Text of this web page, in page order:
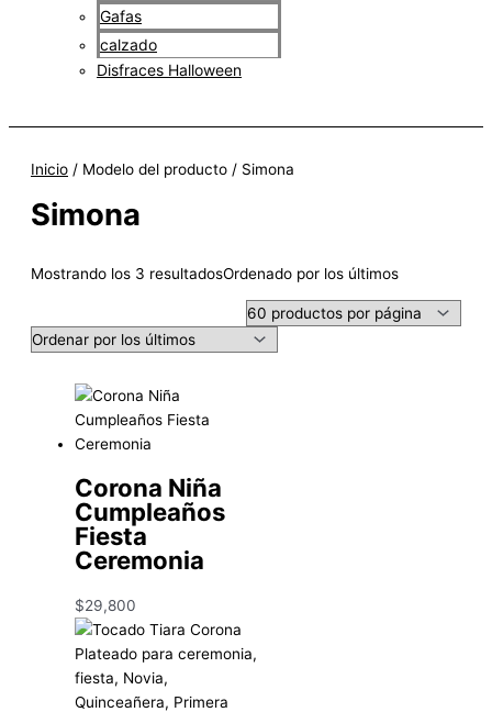
Gafas
calzado
Disfraces Halloween
Inicio / Modelo del producto / Simona
Simona
Mostrando los 3 resultadosOrdenado por los últimos
Corona Niña
Cumpleaños
Fiesta
Ceremonia
$29,800